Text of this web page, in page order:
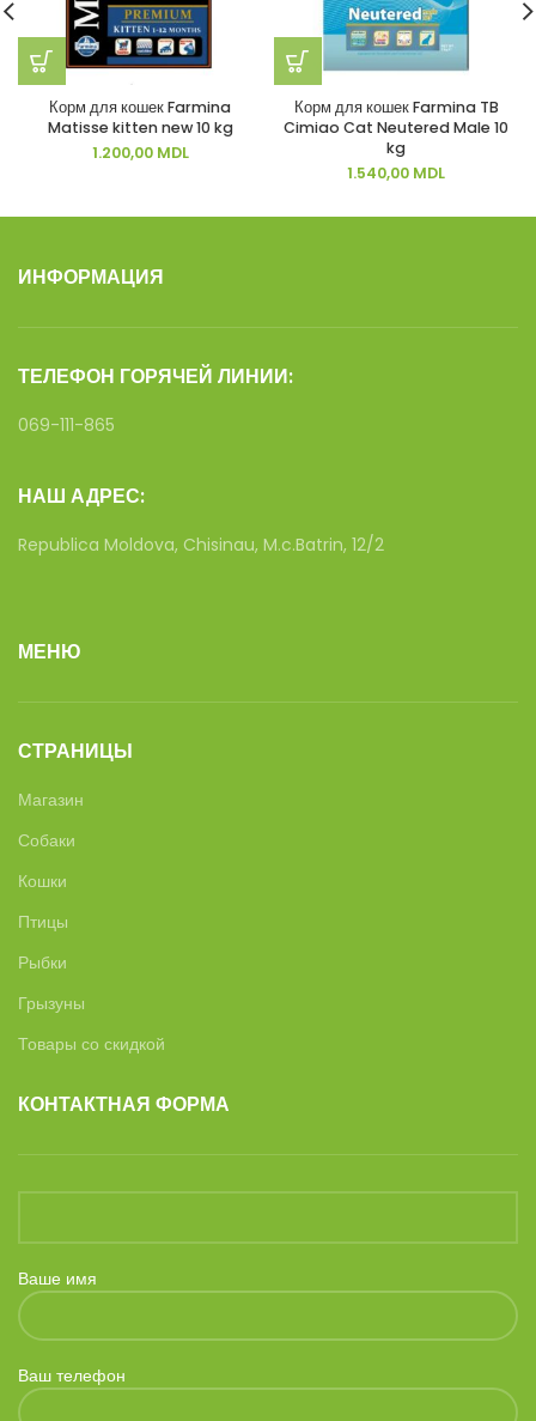
Корм для кошек Farmina
Matisse kitten new 10 kg
1.200,00 MDL
Корм для кошек Farmina TB
Cimiao Cat Neutered Male 10
kg
1.540,00 MDL
ИНФОРМАЦИЯ
ТЕЛЕФОН ГОРЯЧЕЙ ЛИНИИ:
069-111-865
НАШ АДРЕС:
Republica Moldova, Chisinau, M.c.Batrin, 12/2
МЕНЮ
СТРАНИЦЫ
Магазин
Собаки
Кошки
Птицы
Рыбки
Грызуны
Товары со скидкой
КОНТАКТНАЯ ФОРМА
Ваше имя
Ваш телефон